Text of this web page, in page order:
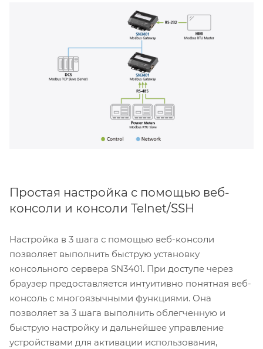
Простая настройка с помощью веб-
консоли и консоли Telnet/SSH
Настройка в 3 шага с помощью веб-консоли
позволяет выполнить быструю установку
консольного сервера SN3401. При доступе через
браузер предоставляется интуитивно понятная веб-
консоль с многоязычными функциями. Она
позволяет за 3 шага выполнить облегченную и
быструю настройку и дальнейшее управление
устройствами для активации использования,